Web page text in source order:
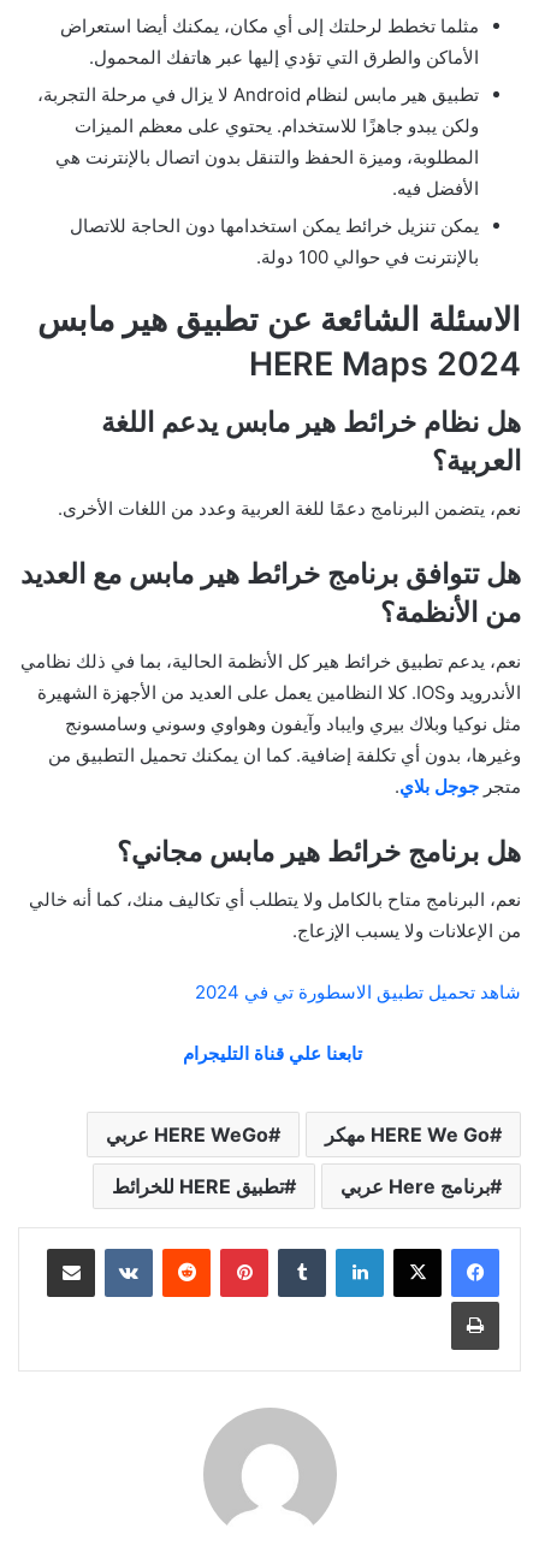
مثلما تخطط لرحلتك إلى أي مكان، يمكنك أيضا استعراض
الأماكن والطرق التي تؤدي إليها عبر هاتفك المحمول.
تطبيق هير مابس لنظام Android لا يزال في مرحلة التجربة،
ولكن يبدو جاهزًا للاستخدام. يحتوي على معظم الميزات
المطلوبة، وميزة الحفظ والتنقل بدون اتصال بالإنترنت هي
الأفضل فيه.
يمكن تنزيل خرائط يمكن استخدامها دون الحاجة للاتصال
بالإنترنت في حوالي 100 دولة.
الاسئلة الشائعة عن تطبيق هير مابس
2024 HERE Maps
هل نظام خرائط هير مابس يدعم اللغة
العربية؟
نعم، يتضمن البرنامج دعمًا للغة العربية وعدد من اللغات الأخرى.
هل تتوافق برنامج خرائط هير مابس مع العديد
من الأنظمة؟
نعم، يدعم تطبيق خرائط هير كل الأنظمة الحالية، بما في ذلك نظامي
الأندرويد وIOS. كلا النظامين يعمل على العديد من الأجهزة الشهيرة
مثل نوكيا وبلاك بيري وايباد وآيفون وهواوي وسوني وسامسونج
وغيرها، بدون أي تكلفة إضافية. كما ان يمكنك تحميل التطبيق من
متجر جوجل بلاي.
هل برنامج خرائط هير مابس مجاني؟
نعم، البرنامج متاح بالكامل ولا يتطلب أي تكاليف منك، كما أنه خالي
من الإعلانات ولا يسبب الإزعاج.
شاهد تحميل تطبيق الاسطورة تي في 2024
تابعنا علي قناة التليجرام
HERE We Go مهكر HERE WeGo عربي
برنامج Here عربي تطبيق HERE للخرائط
لينكدإن بينتيريست مشاركة عبر البريد
طباعة